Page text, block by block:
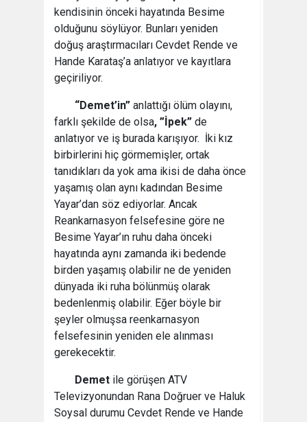
kendisinin önceki hayatında Besime
olduğunu söylüyor. Bunları yeniden
doğuş araştırmacıları Cevdet Rende ve
Hande Karataş’a anlatıyor ve kayıtlara
geçiriliyor.
“Demet’in” anlattığı ölüm olayını,
farklı şekilde de olsa, ”İpek” de
anlatıyor ve iş burada karışıyor. İki kız
birbirlerini hiç görmemişler, ortak
tanıdıkları da yok ama ikisi de daha önce
yaşamış olan aynı kadından Besime
Yayar’dan söz ediyorlar. Ancak
Reankarnasyon felsefesine göre ne
Besime Yayar’ın ruhu daha önceki
hayatında aynı zamanda iki bedende
birden yaşamış olabilir ne de yeniden
dünyada iki ruha bölünmüş olarak
bedenlenmiş olabilir. Eğer böyle bir
şeyler olmuşsa reenkarnasyon
felsefesinin yeniden ele alınması
gerekecektir.
Demet ile görüşen ATV
Televizyonundan Rana Doğruer ve Haluk
Soysal durumu Cevdet Rende ve Hande